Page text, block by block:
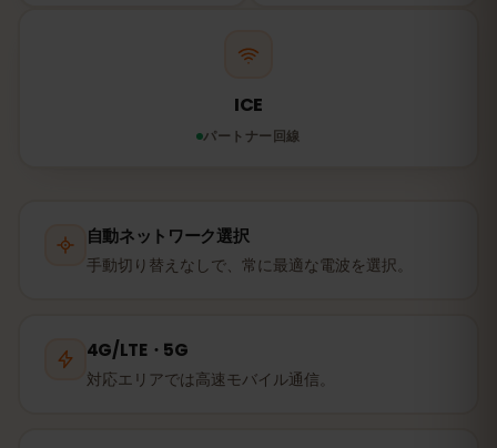
ICE
パートナー回線
自動ネットワーク選択
手動切り替えなしで、常に最適な電波を選択。
4G/LTE・5G
対応エリアでは高速モバイル通信。